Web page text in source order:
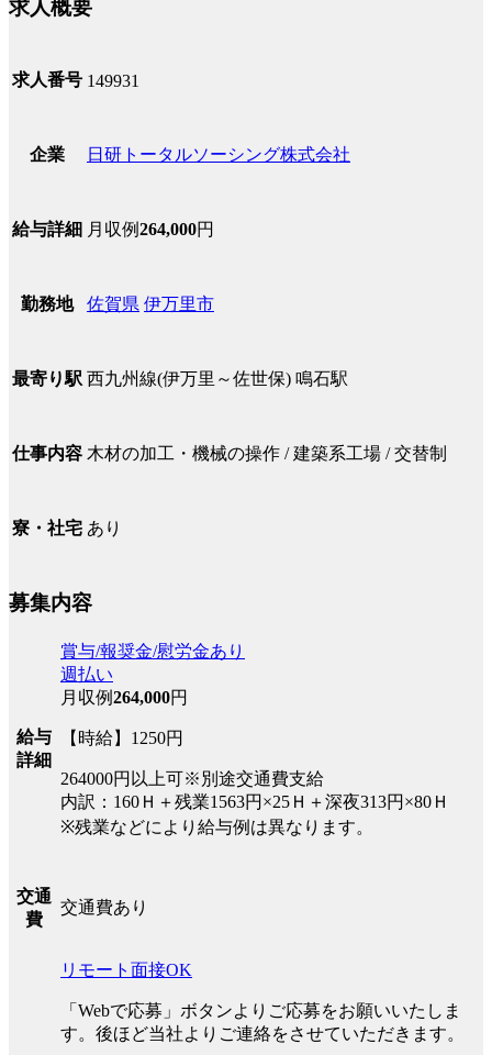
求人概要
求人番号 149931
企業 日研トータルソーシング株式会社
給与詳細 月収例264,000円
勤務地 佐賀県 伊万里市
最寄り駅 西九州線(伊万里～佐世保) 鳴石駅
仕事内容 木材の加工・機械の操作 / 建築系工場 / 交替制
寮・社宅 あり
募集内容
給与
詳細
賞与/報奨金/慰労金あり
週払い
月収例264,000円
【時給】1250円
264000円以上可※別途交通費支給
内訳：160Ｈ＋残業1563円×25Ｈ＋深夜313円×80Ｈ
※残業などにより給与例は異なります。
交通
費
交通費あり
リモート面接OK
「Webで応募」ボタンよりご応募をお願いいたしま
す。後ほど当社よりご連絡をさせていただきます。